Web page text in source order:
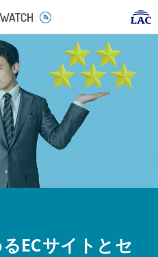
ECサイトとセ